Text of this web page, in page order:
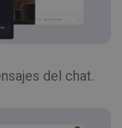
del chat.